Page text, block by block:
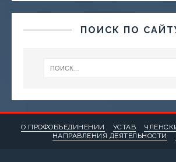
ПОИСК ПО
О ПРОФОБЪЕДИНЕНИИ УСТАВ
НАПРАВЛЕНИЯ ДЕЯТЕЛЬНОСТИ